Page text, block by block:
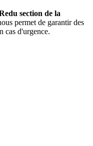
section de la
permet de garantir des
cas d'urgence.